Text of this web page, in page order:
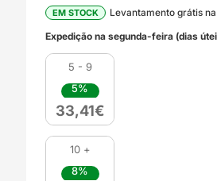
EM STOCK
Levantamento grátis
Expedição na segunda-feira (dias
5 - 9
5%
33,41€
10 +
8%